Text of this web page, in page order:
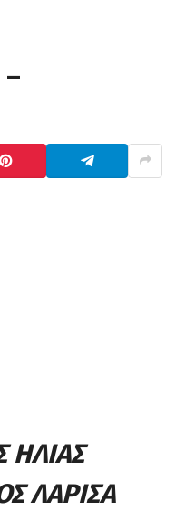
ΗΛΙΑΣ
ΛΑΡΙΣΑ